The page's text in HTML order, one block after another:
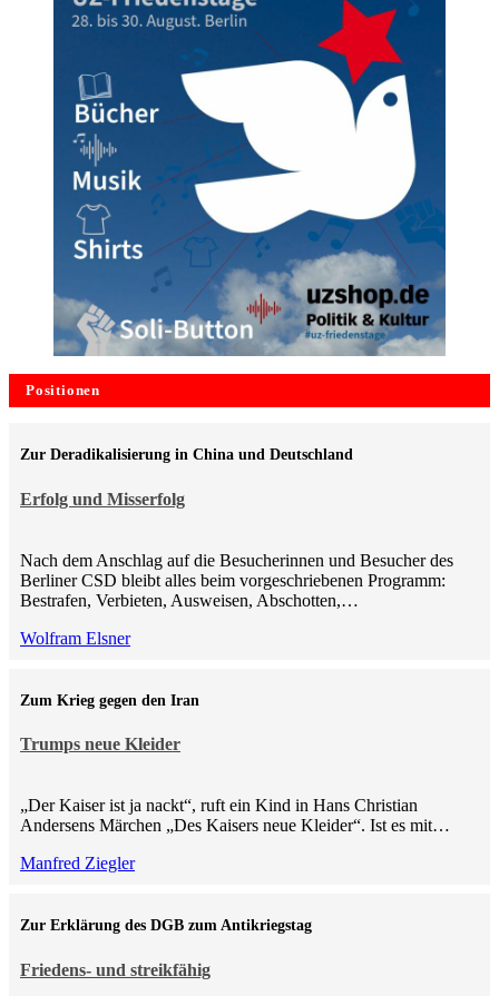
Positionen
Erfolg und Misserfolg
Zur Deradikalisierung in China und Deutschland
Nach dem Anschlag auf die Besucherinnen und Besucher des
Berliner CSD bleibt alles beim vorgeschriebenen Programm:
Bestrafen, Verbieten, Ausweisen, Abschotten,…
Wolfram Elsner
Trumps neue Kleider
Zum Krieg gegen den Iran
„Der Kaiser ist ja nackt“, ruft ein Kind in Hans Christian
Andersens Märchen „Des Kaisers neue Kleider“. Ist es mit…
Manfred Ziegler
Friedens- und streikfähig
Zur Erklärung des DGB zum Antikriegstag